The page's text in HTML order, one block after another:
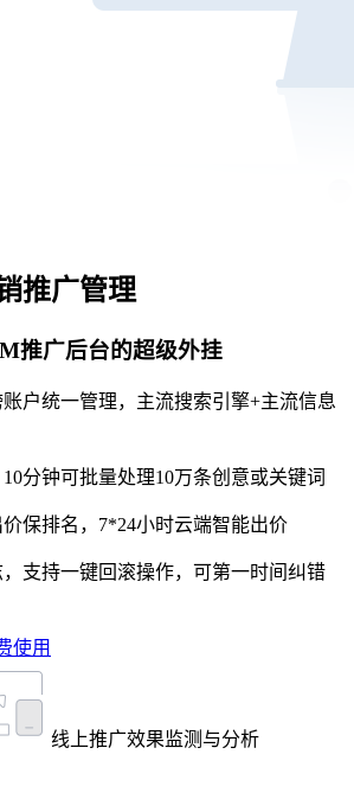
推广管理
推广后台的超级外挂
户统一管理，主流搜索引擎+主流信息
分钟可批量处理10万条创意或关键词
保排名，7*24小时云端智能出价
支持一键回滚操作，可第一时间纠错
使用
线上推广效果监测与分析